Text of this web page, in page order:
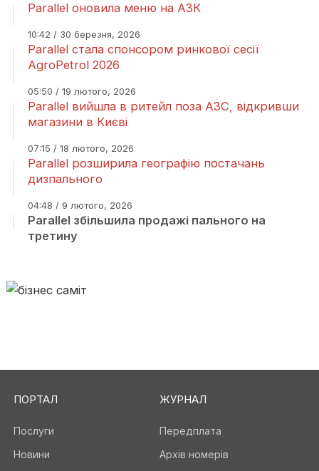
Parallel оновила меню на АЗК
10:42 / 30 березня, 2026
Parallel стала спонсором ринкової сесії
AgroPetrol 2026
05:50 / 19 лютого, 2026
Parallel вийшла в ритейл поза АЗС, відкривши
магазини в Києві
07:15 / 18 лютого, 2026
Parallel розширила географію постачань
дизпального
04:48 / 9 лютого, 2026
Parallel збільшила продажі пального на
третину
ПОРТАЛ
Послуги
Новини
ЖУРНАЛ
Передплата
Архів номерів